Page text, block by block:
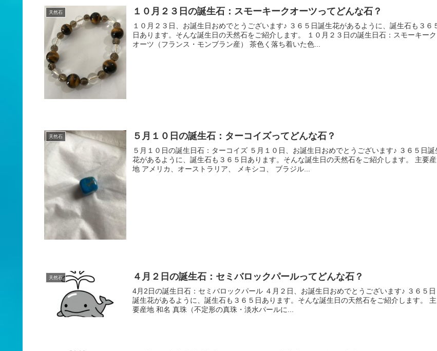
天然石 １０月２３日の誕生石：スモーキークオーツってどんな石？
１０月２３日、お誕生日おめでとうございます♪ ３６５日誕生花があるように、誕生石も３６５
日あります。そんな誕生日の天然石をご紹介します。 １０月２３日の誕生日石：スモーキーク
オーツ（フランス・モンブラン産） 茶色く落ち着いた色...
天然石 ５月１０日の誕生石：ターコイズってどんな石？
５月１０日の誕生日石：ターコイズ ５月１０日、お誕生日おめでとうございます♪ ３６５日誕生
花があるように、誕生石も３６５日あります。そんな誕生日の天然石をご紹介します。 主要産
地 アメリカ、オーストラリア、 メキシコ、 ブラジル...
天然石 ４月２日の誕生石：セミバロックパールってどんな石？
4月2日の誕生日石：セミバロックパール ４月２日、お誕生日おめでとうございます♪ ３６５日
誕生花があるように、誕生石も３６５日あります。そんな誕生日の天然石をご紹介します。 主
要産地 和名 真珠（不定形の真珠・淡水パールに...